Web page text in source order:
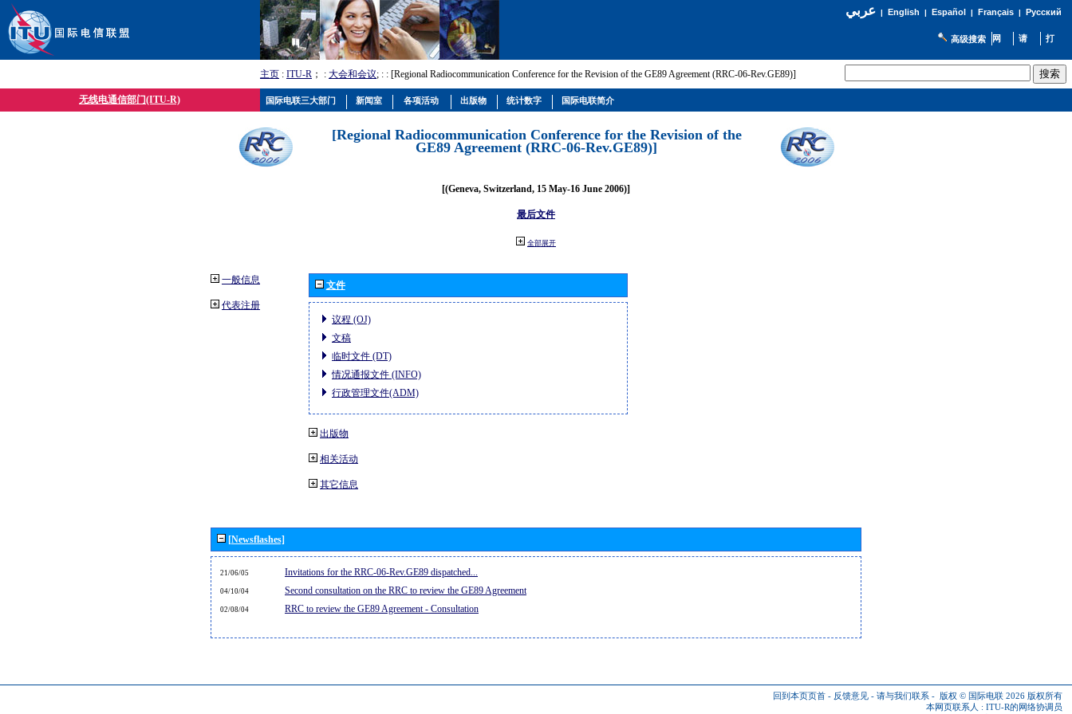
عربي| English | Español | Français| Русский
高级搜索
主页 : ITU-R ； : 大会和会议; : : [Regional Radiocommunication Conference for the Revision of the GE89 Agreement (RRC-06-Rev.GE89)]
无线电通信部门(ITU-R)
[Regional Radiocommunication Conference for the Revision of the
GE89 Agreement (RRC-06-Rev.GE89)]
[(Geneva, Switzerland, 15 May-16 June 2006)]
最后文件
全部展开
一般信息
代表注册
文件
议程 (OJ)
文稿
临时文件 (DT)
情况通报文件 (INFO)
行政管理文件(ADM)
出版物
相关活动
其它信息
[Newsflashes]
21/06/05 Invitations for the RRC-06-Rev.GE89 dispatched...
04/10/04 Second consultation on the RRC to review the GE89 Agreement
02/08/04 RRC to review the GE89 Agreement - Consultation
回到本页页首 - 反馈意见 - 请与我们联系 - 版权 © 国际电联 2026 版权所有
本网页联系人 : ITU-R的网络协调员
国际电联三大部门 新闻室 各项活动 出版物 统计数字 国际电联简介